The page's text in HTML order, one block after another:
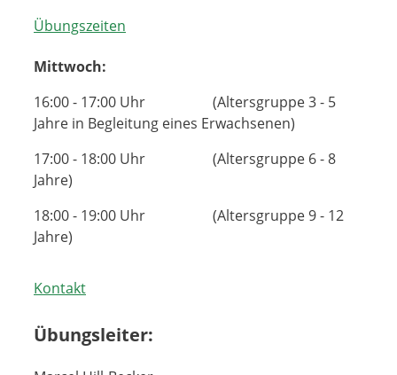
Übungszeiten
Mittwoch:
16:00 - 17:00 Uhr (Altersgruppe 3 - 5
Jahre in Begleitung eines Erwachsenen)
17:00 - 18:00 Uhr (Altersgruppe 6 - 8
Jahre)
18:00 - 19:00 Uhr (Altersgruppe 9 - 12
Jahre)
Kontakt
Übungsleiter: